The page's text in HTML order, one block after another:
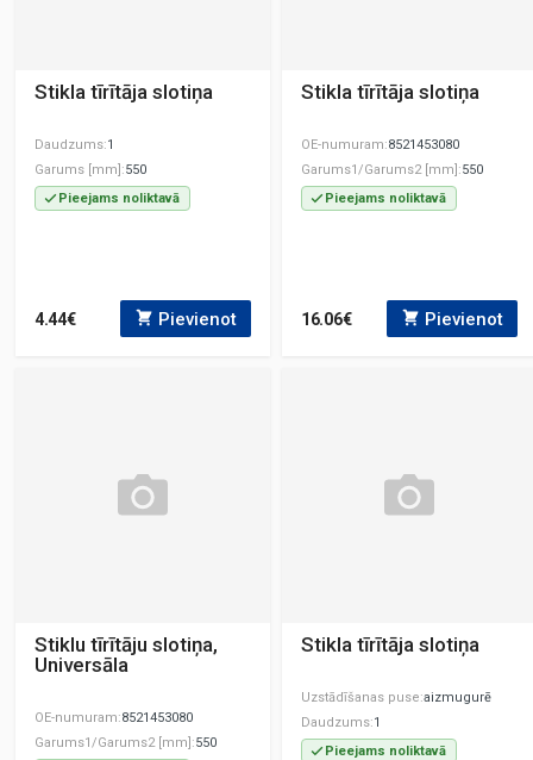
Stikla tīrītāja slotiņa
Daudzums 1
Garums [mm] 550
Pieejams noliktavā
4.44€ Pievienot
Stikla tīrītāja slotiņa
OE-numuram 8521453080
Garums1/Garums2 [mm] 550
Pieejams noliktavā
16.06€ Pievienot
Stiklu tīrītāju slotiņa,
Universāla
OE-numuram 8521453080
Garums1/Garums2 [mm] 550
Stikla tīrītāja slotiņa
Uzstādīšanas puse aizmugurē
Daudzums 1
Pieejams noliktavā